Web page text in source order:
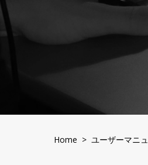
Home > ユーザーマニ